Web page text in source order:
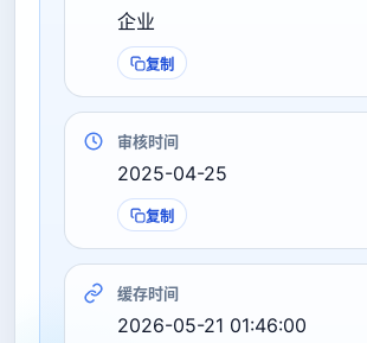
企业
复制
审核时间
2025-04-25
复制
缓存时间
2026-05-21 01:46:00